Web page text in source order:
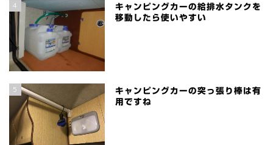
4
キャンピングカーの給排水タンクを
移動したら使いやすい
5
キャンピングカーの突っ張り棒は有
用ですね